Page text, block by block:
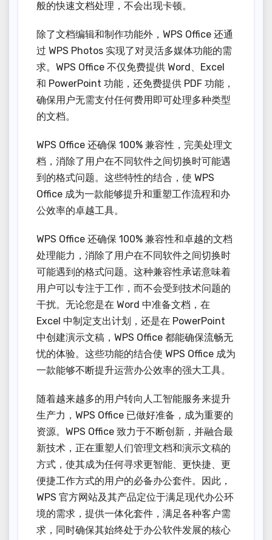
般的快速文档处理，不会出现卡顿。
除了文档编辑和制作功能外，WPS Office 还通
过 WPS Photos 实现了对灵活多媒体功能的需
求。WPS Office 不仅免费提供 Word、Excel
和 PowerPoint 功能，还免费提供 PDF 功能，
确保用户无需支付任何费用即可处理多种类型
的文档。
WPS Office 还确保 100% 兼容性，完美处理文
档，消除了用户在不同软件之间切换时可能遇
到的格式问题。这些特性的结合，使 WPS
Office 成为一款能够提升和重塑工作流程和办
公效率的卓越工具。
WPS Office 还确保 100% 兼容性和卓越的文档
处理能力，消除了用户在不同软件之间切换时
可能遇到的格式问题。这种兼容性承诺意味着
用户可以专注于工作，而不会受到技术问题的
干扰。无论您是在 Word 中准备文档，在
Excel 中制定支出计划，还是在 PowerPoint
中创建演示文稿，WPS Office 都能确保流畅无
忧的体验。这些功能的结合使 WPS Office 成为
一款能够不断提升运营办公效率的强大工具。
随着越来越多的用户转向人工智能服务来提升
生产力，WPS Office 已做好准备，成为重要的
资源。WPS Office 致力于不断创新，并融合最
新技术，正在重塑人们管理文档和演示文稿的
方式，使其成为任何寻求更智能、更快捷、更
便捷工作方式的用户的必备办公套件。因此，
WPS 官方网站及其产品定位于满足现代办公环
境的需求，提供一体化套件，满足各种客户需
求，同时确保其始终处于办公软件发展的核心